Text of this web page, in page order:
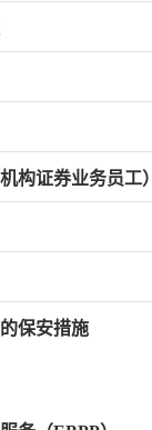
构证券业务员工）
保安措施